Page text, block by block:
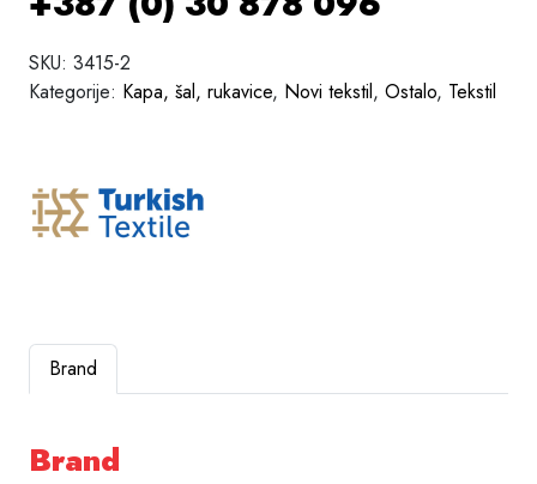
SKU: 3415-2
Kategorije: Kapa, šal, rukavice, Novi tekstil, Ostalo, Tekstil
Brand
Brand